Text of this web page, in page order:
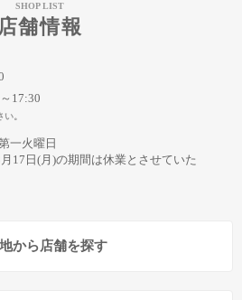
SHOP LIST
店舗情報
17:30
。
一火曜日
17日(月)の期間は休業とさせていた
から店舗を探す